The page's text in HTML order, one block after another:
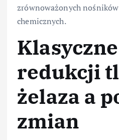
zrównoważonych
chemicznych.
redukcji
żelaza a
zmian